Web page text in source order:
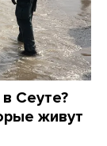
Сеуте?
живут